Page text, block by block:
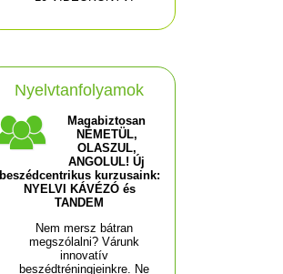
Nyelvtanfolyamok
Magabiztosan
NÉMETÜL,
OLASZUL,
ANGOLUL! Új
beszédcentrikus kurzusaink:
NYELVI KÁVÉZÓ és
TANDEM
Nem mersz bátran
megszólalni? Várunk
innovatív
beszédtréningjeinkre. Ne